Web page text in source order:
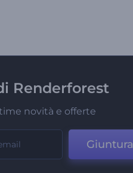
Renderforest
novità e offerte
Giuntura